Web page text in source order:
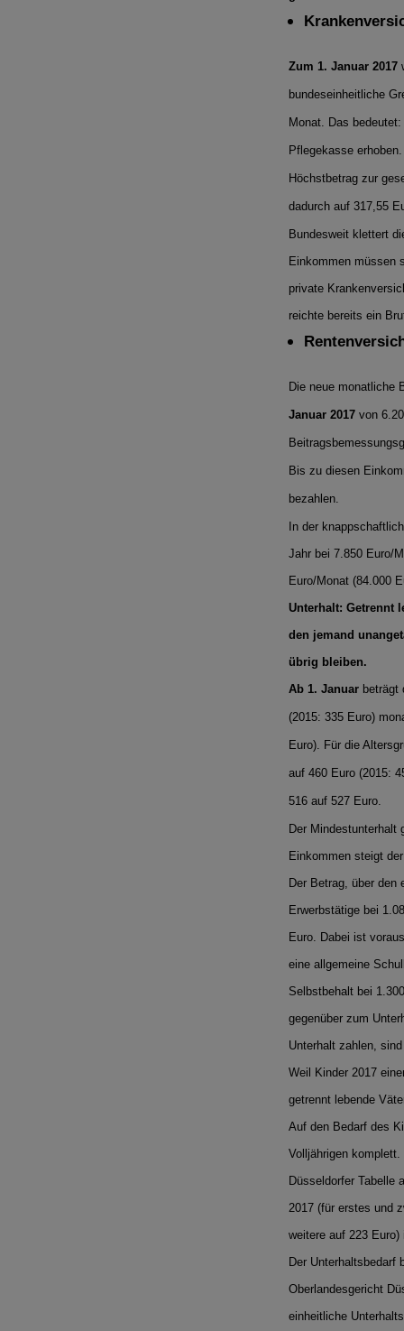
Zum 1. Januar 2017
bundeseinheitliche
Monat. Das
Pflegekasse
Höchstbetrag zur
dadurch auf 317,55
Bundesweit klettert
Einkommen müssen
private
reichte bereits ein
Die neue monatliche
Januar 2017 von
Bis zu diesen
bezahlen.
In der
Jahr bei 7.850 Euro/
Euro/Monat (84.000
Unterhalt: Getrennt
den jemand
übrig bleiben.
Ab 1. Januar beträgt
(2015: 335 Euro)
Euro). Für die
auf 460 Euro (2015:
516 auf 527 Euro.
Der Mindestunterhalt
Einkommen steigt
Der Betrag, über
Erwerbstätige bei
Euro. Dabei ist
eine allgemeine
Selbstbehalt bei
gegenüber zum
Unterhalt zahlen,
Weil Kinder 2017
getrennt lebende
Auf den Bedarf des
Volljährigen
Düsseldorfer Tabelle
2017 (für erstes und
weitere auf 223
Der Unterhaltsbedarf
Oberlandesgericht
einheitliche